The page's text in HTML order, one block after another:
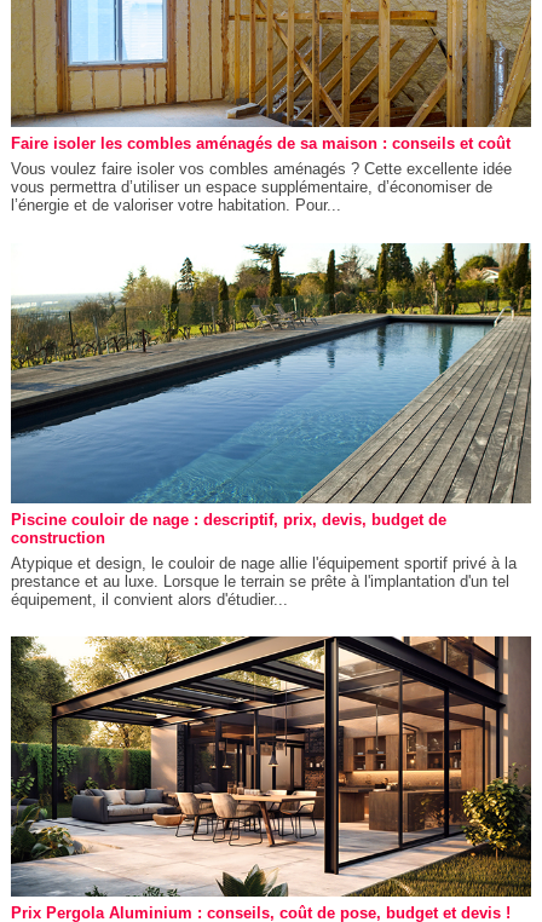
Faire isoler les combles aménagés de sa maison : conseils et coût
Vous voulez faire isoler vos combles aménagés ? Cette excellente idée
vous permettra d’utiliser un espace supplémentaire, d’économiser de
l’énergie et de valoriser votre habitation. Pour...
Piscine couloir de nage : descriptif, prix, devis, budget de
construction
Atypique et design, le couloir de nage allie l'équipement sportif privé à la
prestance et au luxe. Lorsque le terrain se prête à l'implantation d'un tel
équipement, il convient alors d'étudier...
Prix Pergola Aluminium : conseils, coût de pose, budget et devis !